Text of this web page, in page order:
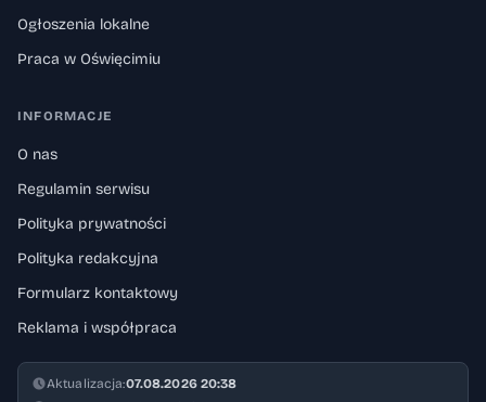
Ogłoszenia lokalne
Praca w Oświęcimiu
INFORMACJE
O nas
Regulamin serwisu
Polityka prywatności
Polityka redakcyjna
Formularz kontaktowy
Reklama i współpraca
Aktualizacja:07.08.2026 20:38